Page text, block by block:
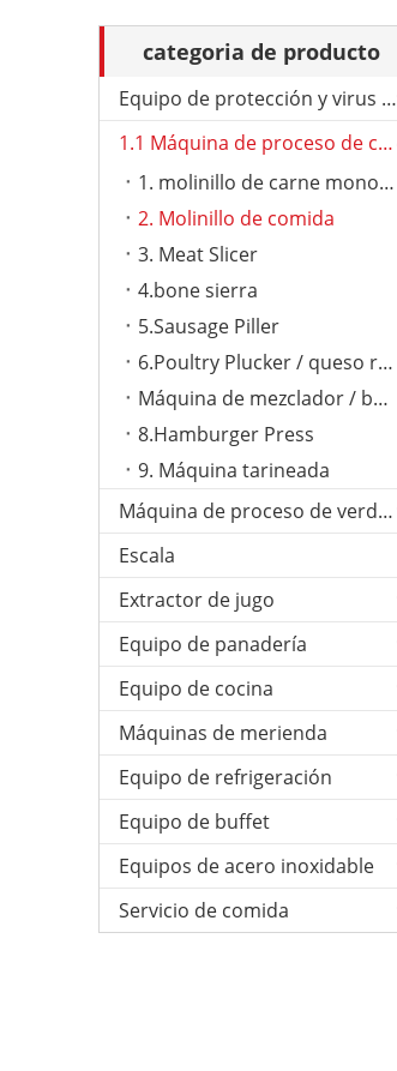
categoria de producto
Equipo de protección y virus de Corona.
1.1 Máquina de proceso de carne
1. molinillo de carne monoual
2. Molinillo de comida
3. Meat Slicer
4.bone sierra
5.Sausage Piller
6.Poultry Plucker / queso rallador
Máquina de mezclador / bolas de carne
8.Hamburger Press
9. Máquina tarineada
Máquina de proceso de verduras
Escala
Extractor de jugo
Equipo de panadería
Equipo de cocina
Máquinas de merienda
Equipo de refrigeración
Equipo de buffet
Equipos de acero inoxidable
Servicio de comida